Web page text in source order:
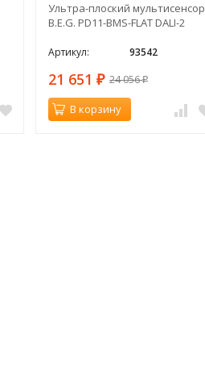
Ультра-плоский мультисенсор
B.E.G. PD11-BMS-FLAT DALI-2
Артикул: 93542
21 651 ₽ 24 056₽
В корзину